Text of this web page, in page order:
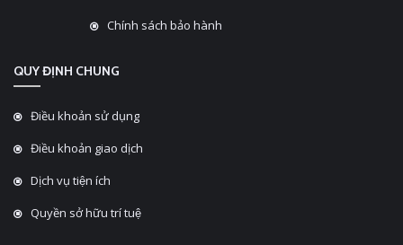
Chính sách bảo hành
QUY ĐỊNH CHUNG
Điều khoản sử dụng
Điều khoản giao dịch
Dịch vụ tiện ích
Quyền sở hữu trí tuệ